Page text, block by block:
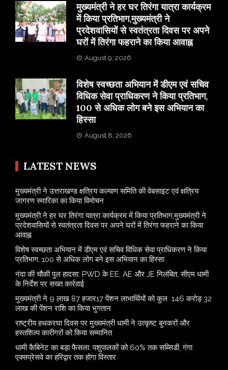
मुख्यमंत्री ने हर घर तिरंगा यात्रा कार्यक्रम
में किया प्रतिभाग,मुख्यमंत्री ने
प्रदेशवासियों से स्वतंत्रता दिवस पर अपने
घरों में तिरंगा फहराने का किया आवाह्न
August 9, 2026
विशेष स्वच्छता अभियान में डीएम एवं सचिव
विधिक सेवा प्राधिकरण ने किया प्रतिभाग,
100 से अधिक लोग बने इस अभियान का
हिस्सा
August 8, 2026
LATEST NEWS
मुख्यमंत्री ने उत्तराखण्ड क्षत्रिय कल्याण समिति की वेबसाइट एवं क्षत्रिय
जागरण स्मारिका का किया विमोचन
मुख्यमंत्री ने हर घर तिरंगा यात्रा कार्यक्रम में किया प्रतिभाग,मुख्यमंत्री ने
प्रदेशवासियों से स्वतंत्रता दिवस पर अपने घरों में तिरंगा फहराने का किया
आवाह्न
विशेष स्वच्छता अभियान में डीएम एवं सचिव विधिक सेवा प्राधिकरण ने किया
प्रतिभाग, 100 से अधिक लोग बने इस अभियान का हिस्सा
नंदा की चौकी पुल हादसा: PWD के EE, AE और JE निलंबित, सीएम धामी
के निर्देश पर सख्त कार्रवाई
मुख्यमंत्री ने 9 लाख 87 हजार17 पेंशन लाभार्थियों को कुल 146 करोड़ 32
लाख की पेंशन राशि का किया भुगतान
राष्ट्रीय हथकरघा दिवस पर मुख्यमंत्री धामी ने उत्कृष्ट बुनकरों और
हस्तशिल्प कारीगरों को किया सम्मानित
​धामी कैबिनेट का बड़ा फैसला: पशुपालकों को 60% तक सब्सिडी, गंगा
एक्सप्रेसवे का हरिद्वार तक होगा विस्तार